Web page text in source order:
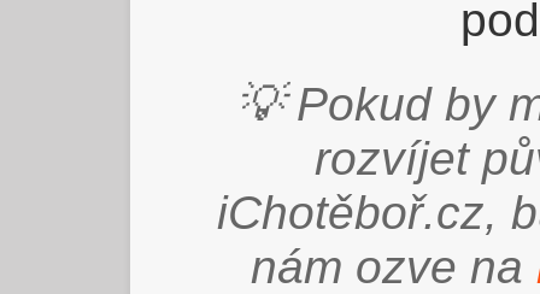
💡 Pokud by
rozvíjet
iChotěboř.cz,
nám ozve na